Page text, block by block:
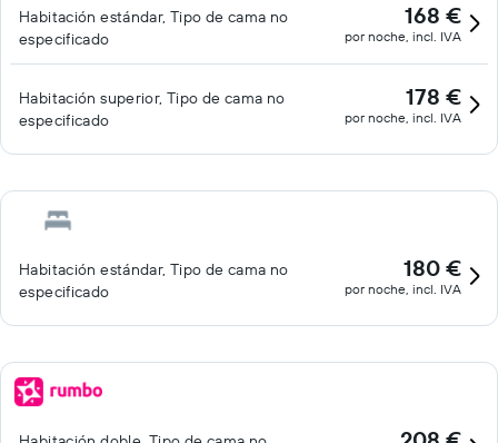
Habitación estándar, Tipo de cama no
especificado
168 €
por noche, incl. IVA
Habitación superior, Tipo de cama no
especificado
178 €
por noche, incl. IVA
Habitación estándar, Tipo de cama no
especificado
180 €
por noche, incl. IVA